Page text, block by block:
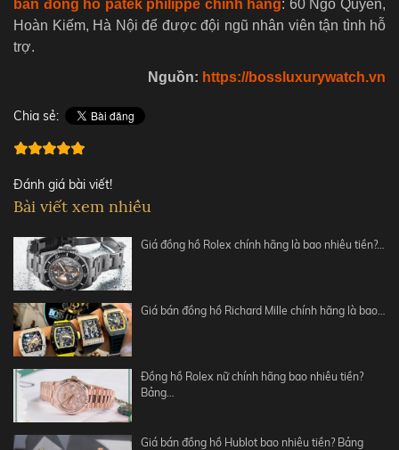
bán đồng hồ patek philippe chính hãng: 60 Ngô Quyền,
Hoàn Kiếm, Hà Nội để được đội ngũ nhân viên tận tình hỗ
trợ.
Nguồn: https://bossluxurywatch.vn
Chia sẻ:
Đánh giá bài viết!
Bài viết xem nhiều
Giá đồng hồ Rolex chính hãng là bao nhiêu tiền?…
Giá bán đồng hồ Richard Mille chính hãng là bao…
Đồng hồ Rolex nữ chính hãng bao nhiêu tiền?
Bảng…
Giá bán đồng hồ Hublot bao nhiêu tiền? Bảng